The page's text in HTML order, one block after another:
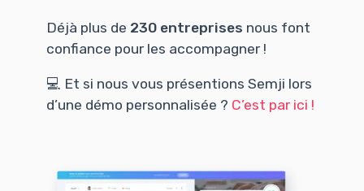
Déjà plus de 230 entreprises nous font
confiance pour les accompagner !
💻 Et si nous vous présentions Semji lors
d’une démo personnalisée ? C’est par ici !